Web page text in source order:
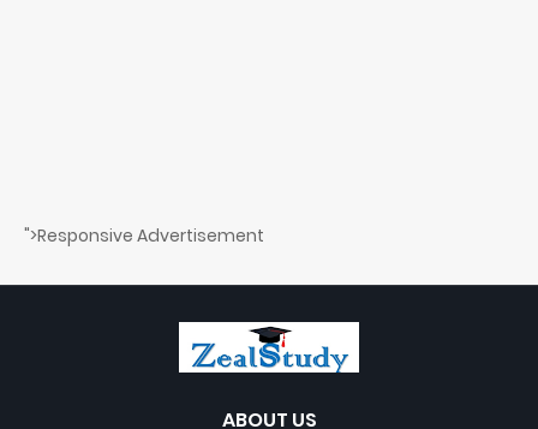
">Responsive Advertisement
ABOUT US